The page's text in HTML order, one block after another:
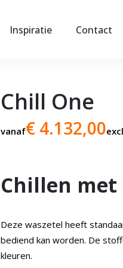
Inspiratie Contact
Chill One
vanaf€ 4.132,00
Chillen met
Deze waszetel heeft
bediend kan worden. De
kleuren.